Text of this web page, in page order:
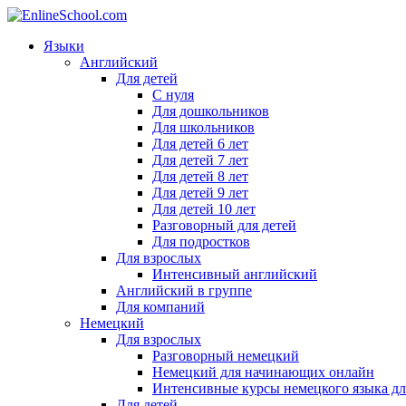
Языки
Английский
Для детей
С нуля
Для дошкольников
Для школьников
Для детей 6 лет
Для детей 7 лет
Для детей 8 лет
Для детей 9 лет
Для детей 10 лет
Разговорный для детей
Для подростков
Для взрослых
Интенсивный английский
Английский в группе
Для компаний
Немецкий
Для взрослых
Разговорный немецкий
Немецкий для начинающих онлайн
Интенсивные курсы немецкого языка